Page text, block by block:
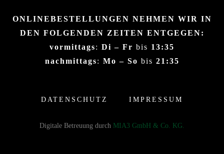
ONLINEBESTELLUNGEN NEHMEN WIR IN
DEN FOLGENDEN ZEITEN ENTGEGEN:
vormittags: Di – Fr bis 13:35
nachmittags: Mo – So bis 21:35
DATENSCHUTZ IMPRESSUM
Digitale Betreuung durch MIA3 GmbH & Co. KG.